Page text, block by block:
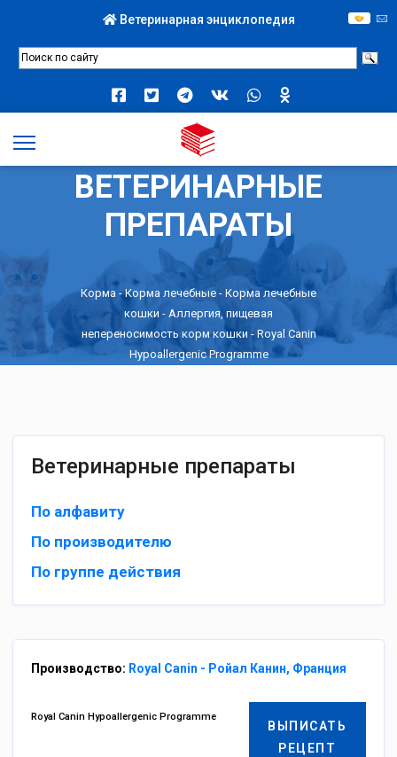
Ветеринарная энциклопедия
ВЕТЕРИНАРНЫЕ
ПРЕПАРАТЫ
Корма -Корма лечебные - Корма лечебные
кошки - Аллергия, пищевая
непереносимость корм кошки - Royal Canin
Hypoallergenic Programme
Ветеринарные препараты
По алфавиту
По производителю
По группе действия
Производство: Royal Canin - Ройал Канин, Франция
ВЫПИСАТЬ
РЕЦЕПТ
Royal Canin Hypoallergenic Programme